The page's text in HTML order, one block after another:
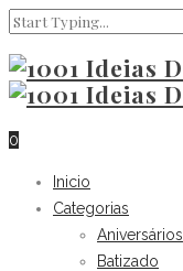
0
Inicio
Categorias
Aniversários
Batizado